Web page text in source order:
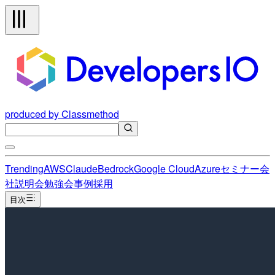
produced by Classmethod
TrendingAWSClaudeBedrockGoogle CloudAzureセミナー会
社説明会勉強会事例採用
目次